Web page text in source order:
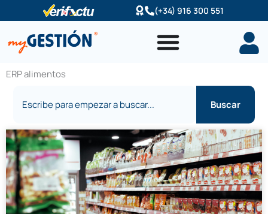
al
contenido
(+34) 916 300 551
ERP alimentos
Buscar